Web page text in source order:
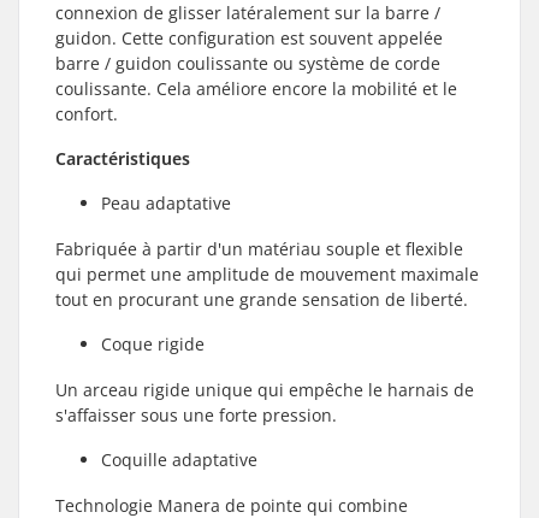
connexion de glisser latéralement sur la barre /
guidon. Cette configuration est souvent appelée
barre / guidon coulissante ou système de corde
coulissante. Cela améliore encore la mobilité et le
confort.
Caractéristiques
Peau adaptative
Fabriquée à partir d'un matériau souple et flexible
qui permet une amplitude de mouvement maximale
tout en procurant une grande sensation de liberté.
Coque rigide
Un arceau rigide unique qui empêche le harnais de
s'affaisser sous une forte pression.
Coquille adaptative
Technologie Manera de pointe qui combine